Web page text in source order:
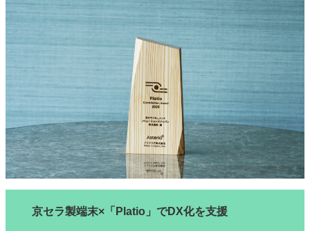
JAPAN PACK 2023 特集
中古印刷機・製本機特集
2022 検査・校正特集
特集・デジタル印刷 ～ 新成長軌道を描く
発刊案内
JFPI印刷用語集 印刷機材年鑑
会社案内
購読・購入申し込み
サイトポリシー
お問い合わせ
京セラ製端末×「Platio」でDX化を支援